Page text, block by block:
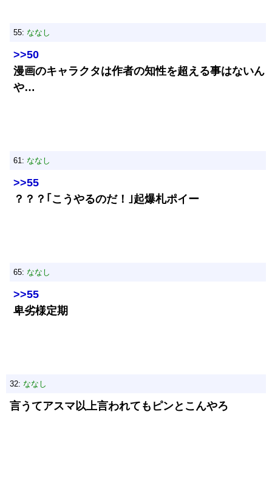
55: ななし
>>50
漫画のキャラクタは作者の知性を超える事はないん
や…
61: ななし
>>55
？？？｢こうやるのだ！｣起爆札ポイー
65: ななし
>>55
卑劣様定期
32: ななし
言うてアスマ以上言われてもピンとこんやろ